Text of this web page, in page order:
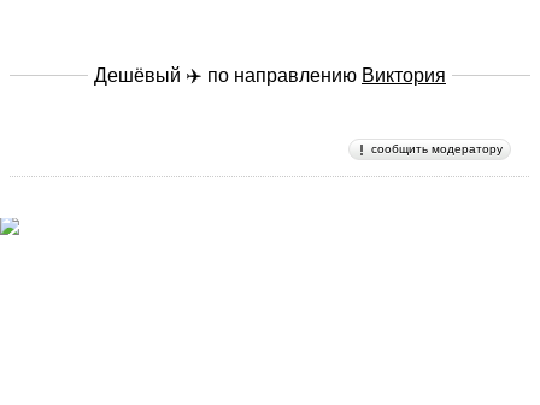
Дешёвый ✈️ по направлению Виктория
сообщить модератору